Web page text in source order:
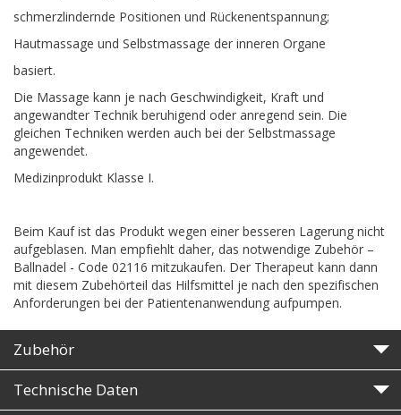
schmerzlindernde Positionen und Rückenentspannung;
Hautmassage und Selbstmassage der inneren Organe
basiert.
Die Massage kann je nach Geschwindigkeit, Kraft und
angewandter Technik beruhigend oder anregend sein. Die
gleichen Techniken werden auch bei der Selbstmassage
angewendet.
Medizinprodukt Klasse I.
Beim Kauf ist das Produkt wegen einer besseren Lagerung nicht
aufgeblasen. Man empfiehlt daher, das notwendige Zubehör –
Ballnadel - Code 02116 mitzukaufen. Der Therapeut kann dann
mit diesem Zubehörteil das Hilfsmittel je nach den spezifischen
Anforderungen bei der Patientenanwendung aufpumpen.
Zubehör
Technische Daten